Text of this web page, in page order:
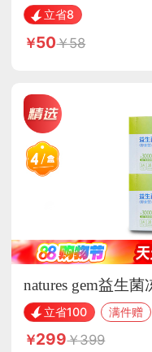
乌梅汁饮品
立省8
50 58
natures gem益生
立省100 满件赠
299 399